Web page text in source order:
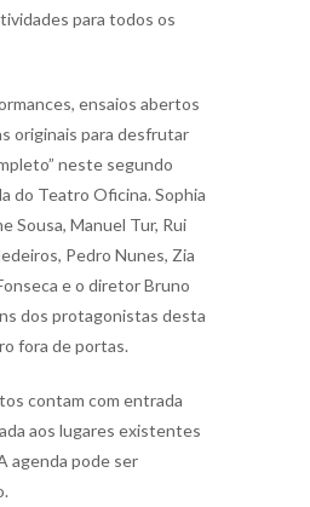
para todos os
ensaios abertos
originais para desfrutar
neste segundo
do Teatro Oficina. Sophia
Sousa, Manuel Tur, Rui
Pedro Nunes, Zia
e o diretor Bruno
dos protagonistas desta
fora de portas.
contam com entrada
aos lugares existentes
agenda pode ser